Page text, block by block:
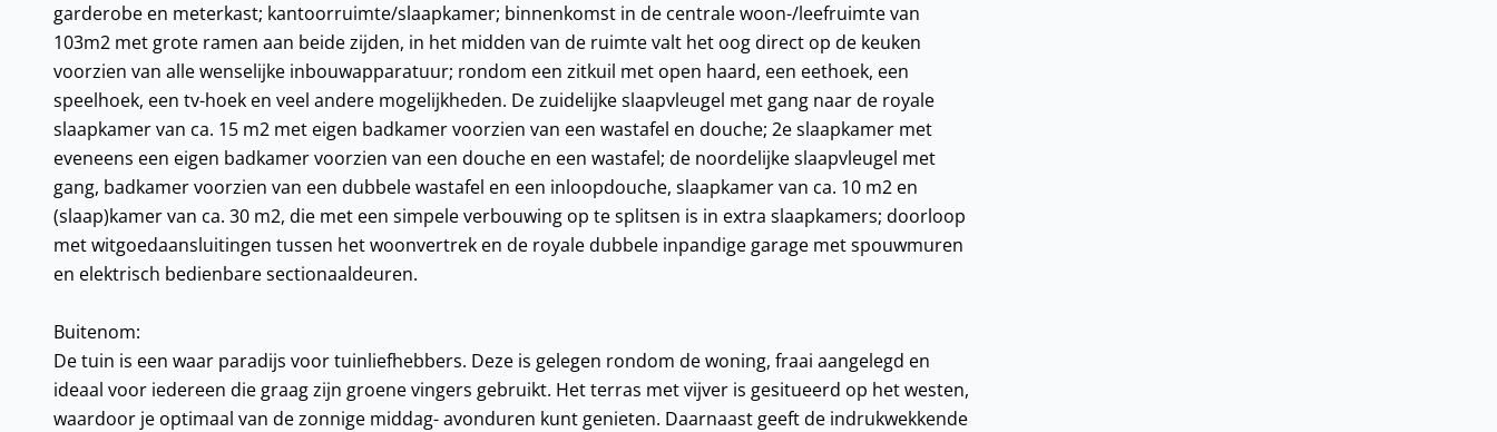
garderobe en meterkast; kantoorruimte/slaapkamer; binnenkomst in de centrale woon-/leefruimte van
103m2 met grote ramen aan beide zijden, in het midden van de ruimte valt het oog direct op de keuken
voorzien van alle wenselijke inbouwapparatuur; rondom een zitkuil met open haard, een eethoek, een
speelhoek, een tv-hoek en veel andere mogelijkheden. De zuidelijke slaapvleugel met gang naar de royale
slaapkamer van ca. 15 m2 met eigen badkamer voorzien van een wastafel en douche; 2e slaapkamer met
eveneens een eigen badkamer voorzien van een douche en een wastafel; de noordelijke slaapvleugel met
gang, badkamer voorzien van een dubbele wastafel en een inloopdouche, slaapkamer van ca. 10 m2 en
(slaap)kamer van ca. 30 m2, die met een simpele verbouwing op te splitsen is in extra slaapkamers; doorloop
met witgoedaansluitingen tussen het woonvertrek en de royale dubbele inpandige garage met spouwmuren
en elektrisch bedienbare sectionaaldeuren.
Buitenom:
De tuin is een waar paradijs voor tuinliefhebbers. Deze is gelegen rondom de woning, fraai aangelegd en
ideaal voor iedereen die graag zijn groene vingers gebruikt. Het terras met vijver is gesitueerd op het westen,
waardoor je optimaal van de zonnige middag- avonduren kunt genieten. Daarnaast geeft de indrukwekkende